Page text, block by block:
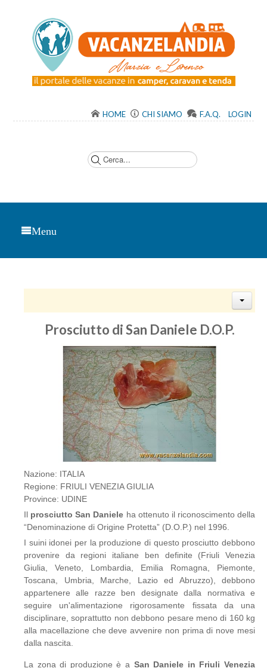
HOME CHI SIAMO F.A.Q. LOGIN
Menu
Prosciutto di San Daniele D.O.P.
Nazione: ITALIA
Regione: FRIULI VENEZIA GIULIA
Province: UDINE
Il prosciutto San Daniele ha ottenuto il riconoscimento della
“Denominazione di Origine Protetta” (D.O.P.) nel 1996.
I suini idonei per la produzione di questo prosciutto debbono
provenire da regioni italiane ben definite (Friuli Venezia
Giulia, Veneto, Lombardia, Emilia Romagna, Piemonte,
Toscana, Umbria, Marche, Lazio ed Abruzzo), debbono
appartenere alle razze ben designate dalla normativa e
seguire un'alimentazione rigorosamente fissata da una
disciplinare, soprattutto non debbono pesare meno di 160 kg
alla macellazione che deve avvenire non prima di nove mesi
dalla nascita.
La zona di produzione è a San Daniele in Friuli Venezia